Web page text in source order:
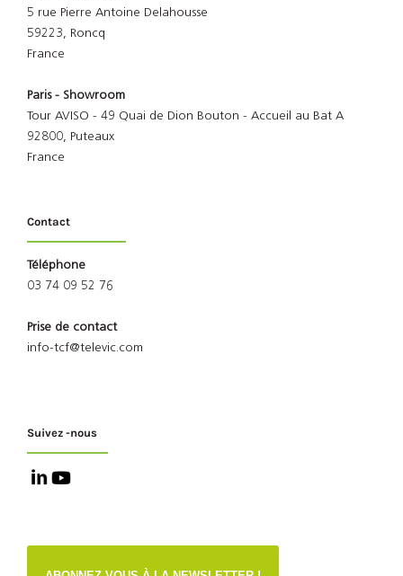
5 rue Pierre Antoine Delahousse
59223, Roncq
France
Paris - Showroom
Tour AVISO - 49 Quai de Dion Bouton - Accueil au Bat A
92800, Puteaux
France
Contact
Téléphone
03 74 09 52 76
Prise de contact
info-tcf@televic.com
Suivez -nous